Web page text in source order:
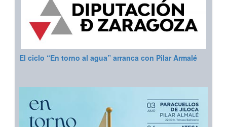
El ciclo “En torno al agua” arranca con Pilar Armalé